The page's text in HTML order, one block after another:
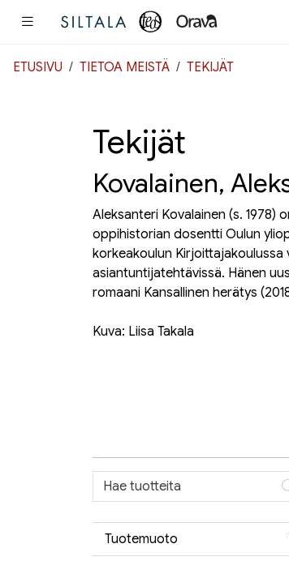
ETUSIVU TIETOA MEISTÄ TEKIJÄT
Tekijät
Kovalainen,
Aleksanteri Kovalainen (s. 1978)
oppihistorian dosentti Oulun
korkeakoulun Kirjoittajakoulussa
asiantuntijatehtävissä. Hänen
romaani Kansallinen herätys
Kuva: Liisa Takala
Tuotemuoto